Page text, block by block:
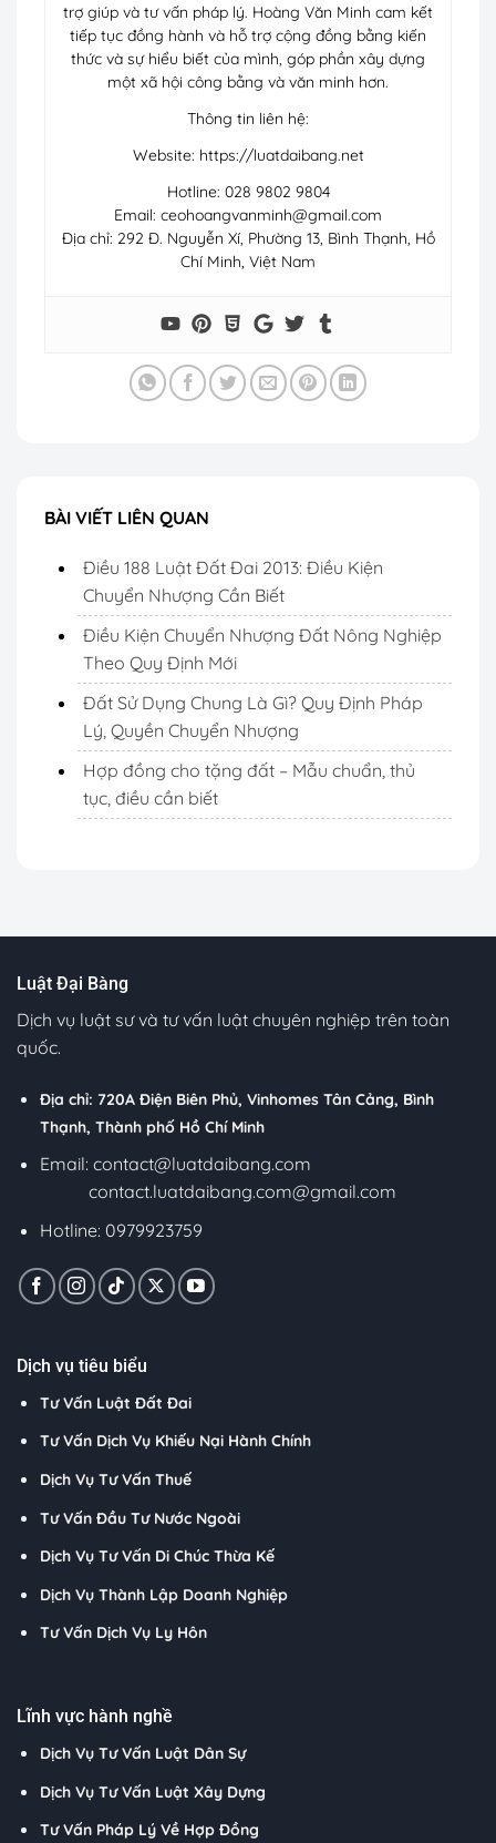
trợ giúp và tư vấn pháp lý. Hoàng Văn Minh cam kết
tiếp tục đồng hành và hỗ trợ cộng đồng bằng kiến
thức và sự hiểu biết của mình, góp phần xây dựng
một xã hội công bằng và văn minh hơn.
Thông tin liên hệ:
Website: https://luatdaibang.net
Hotline: 028 9802 9804
Email: ceohoangvanminh@gmail.com
Địa chỉ: 292 Đ. Nguyễn Xí, Phường 13, Bình Thạnh, Hồ
Chí Minh, Việt Nam
BÀI VIẾT LIÊN QUAN
Điều 188 Luật Đất Đai 2013: Điều Kiện
Chuyển Nhượng Cần Biết
Điều Kiện Chuyển Nhượng Đất Nông Nghiệp
Theo Quy Định Mới
Đất Sử Dụng Chung Là Gì? Quy Định Pháp
Lý, Quyền Chuyển Nhượng
Hợp đồng cho tặng đất – Mẫu chuẩn, thủ
tục, điều cần biết
Luật Đại Bàng
Dịch vụ luật sư và tư vấn luật chuyên nghiệp trên toàn
quốc.
Địa chỉ: 720A Điện Biên Phủ, Vinhomes Tân Cảng, Bình
Thạnh, Thành phố Hồ Chí Minh
Email: contact@luatdaibang.com
contact.luatdaibang.com@gmail.com
Hotline: 0979923759
Dịch vụ tiêu biểu
Tư Vấn Luật Đất Đai
Tư Vấn Dịch Vụ Khiếu Nại Hành Chính
Dịch Vụ Tư Vấn Thuế
Tư Vấn Đầu Tư Nước Ngoài
Dịch Vụ Tư Vấn Di Chúc Thừa Kế
Dịch Vụ Thành Lập Doanh Nghiệp
Tư Vấn Dịch Vụ Ly Hôn
Lĩnh vực hành nghề
Dịch Vụ Tư Vấn Luật Dân Sự
Dịch Vụ Tư Vấn Luật Xây Dựng
Tư Vấn Pháp Lý Về Hợp Đồng